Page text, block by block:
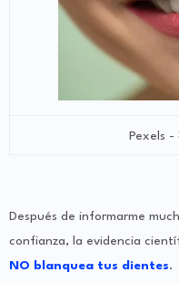
Pexels -
Después de informarme
confianza, la evidencia
NO blanquea tus dientes.